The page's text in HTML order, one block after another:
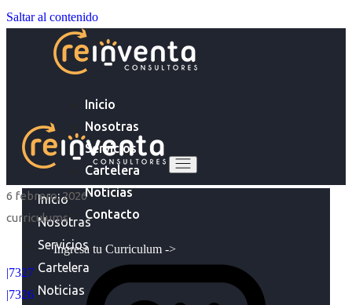
Saltar al contenido
Inicio
Nosotras
Servicios
Cartelera
Noticias
Contacto
Ingresa tu Curriculum ->
Inicio
Nosotras
Servicios
Cartelera
Noticias
6 febrero, 2026
curriculums
|7327
|7326